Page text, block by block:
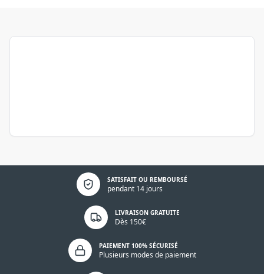
SATISFAIT OU REMBOURSÉ
pendant 14 jours
Politique de confidentialité
LIVRAISON GRATUITE
Dès 150€
PAIEMENT 100% SÉCURISÉ
Plusieurs modes de paiement